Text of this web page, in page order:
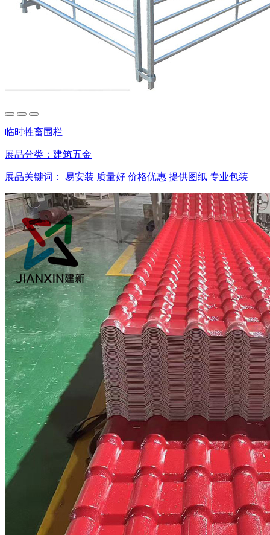
临时牲畜围栏
展品分类： 建筑五金
展品关键词： 易安装 质量好 价格优惠 提供图纸 专业包装